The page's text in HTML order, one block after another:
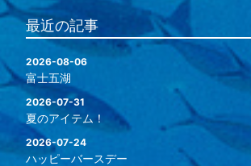
最近の記事
2026-08-06
富士五湖
2026-07-31
夏のアイテム！
2026-07-24
ハッピーバースデー